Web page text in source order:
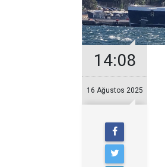
14:08
16 Ağustos 2025